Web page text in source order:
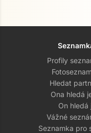
Profily
Hledat
Ona hledá
On hledá
Vážné
Seznamka pro